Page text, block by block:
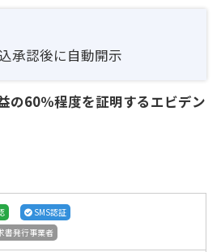
承認後に自動開示
の60％程度を証明するエビデン
SMS認証
書発行事業者